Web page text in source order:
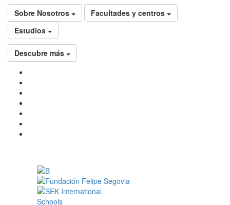
Sobre Nosotros
Facultades y centros
Estudios
Descubre más